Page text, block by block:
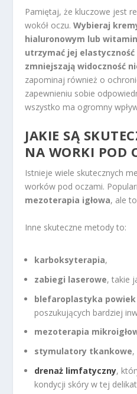
Pamiętaj, że kluczowe jest
wokół oczu.Wybieraj
hialuronowym lub
utrzymać jej
zmniejszają widoczność
zapominaj również o
zapewnieniu sobie
wszystko ma ogromny
JAKIE SĄ
NA WORKI POD
Istnieje wiele skutecznych
worków pod oczami.
mezoterapia igłowa, ale
Inne skuteczne metody to:
karboksyterapia,
zabiegi laserowe, takie
blefaroplastyka powiek
poszukujących bardziej
mezoterapia
stymulatory tkankowe,
drenaż limfatyczny,
kondycji skóry w tej